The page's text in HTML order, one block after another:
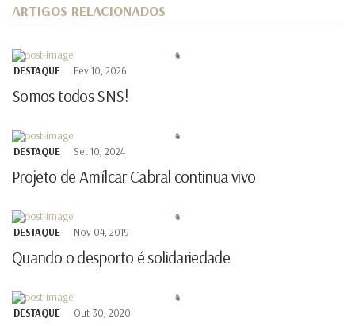
ARTIGOS RELACIONADOS
DESTAQUE Fev 10, 2026
Somos todos SNS!
DESTAQUE Set 10, 2024
Projeto de Amílcar Cabral continua vivo
DESTAQUE Nov 04, 2019
Quando o desporto é solidariedade
DESTAQUE Out 30, 2020